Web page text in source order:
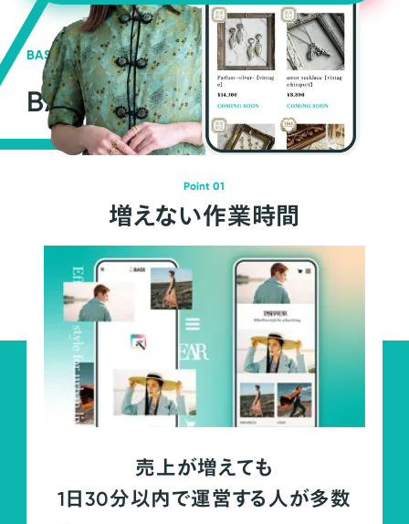
BASEの強み
BASEが強い3つの理由
Point 01
増えない作業時間
売上が増えても
1日30分以内で運営する人が多数